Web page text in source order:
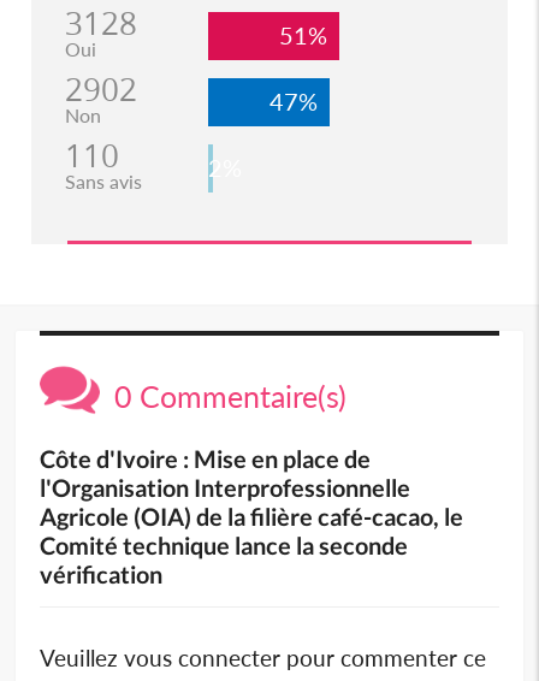
3128
Oui 51%
2902
Non 47%
110
Sans avis 2%
0 Commentaire(s)
Côte d'Ivoire : Mise en place de
l'Organisation Interprofessionnelle
Agricole (OIA) de la filière café-cacao, le
Comité technique lance la seconde
vérification
Veuillez vous connecter pour commenter ce